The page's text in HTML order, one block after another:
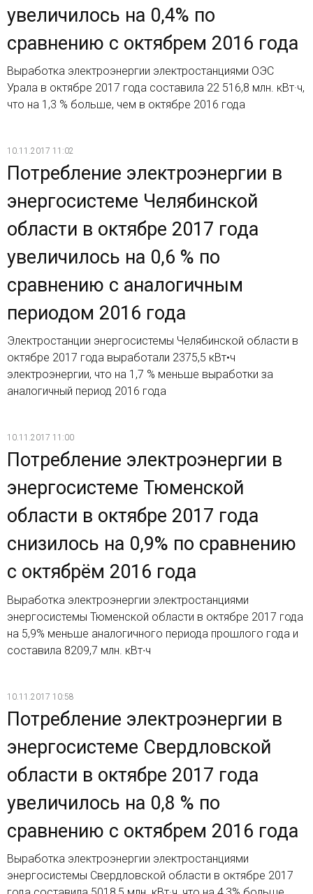
увеличилось на 0,4% по
сравнению с октябрем 2016 года
Выработка электроэнергии электростанциями ОЭС
Урала в октябре 2017 года составила 22 516,8 млн. кВт·ч,
что на 1,3 % больше, чем в октябре 2016 года
10.11.2017 11:02
Потребление электроэнергии в
энергосистеме Челябинской
области в октябре 2017 года
увеличилось на 0,6 % по
сравнению с аналогичным
периодом 2016 года
Электростанции энергосистемы Челябинской области в
октябре 2017 года выработали 2375,5 кВт•ч
электроэнергии, что на 1,7 % меньше выработки за
аналогичный период 2016 года
10.11.2017 11:00
Потребление электроэнергии в
энергосистеме Тюменской
области в октябре 2017 года
снизилось на 0,9% по сравнению
с октябрём 2016 года
Выработка электроэнергии электростанциями
энергосистемы Тюменской области в октябре 2017 года
на 5,9% меньше аналогичного периода прошлого года и
составила 8209,7 млн. кВт∙ч
10.11.2017 10:58
Потребление электроэнергии в
энергосистеме Свердловской
области в октябре 2017 года
увеличилось на 0,8 % по
сравнению с октябрем 2016 года
Выработка электроэнергии электростанциями
энергосистемы Свердловской области в октябре 2017